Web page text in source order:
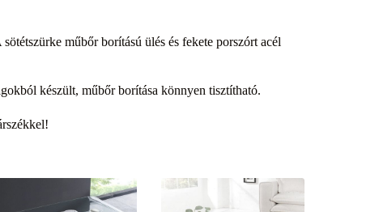
műbőr borítású ülés és fekete porszórt acél
készült, műbőr borítása könnyen tisztítható.